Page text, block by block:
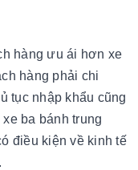
hàng ưu ái hơn xe
hàng phải chi
tục nhập khẩu cũng
ba bánh trung
điều kiện về kinh tế